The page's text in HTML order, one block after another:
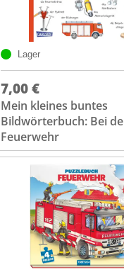
Lager
7,00 €
Mein kleines buntes
Bildwörterbuch: Bei
Feuerwehr